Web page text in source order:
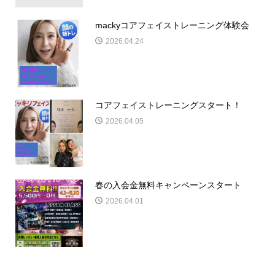
mackyコアフェイストレーニング体験会
2026.04.24
コアフェイストレーニングスタート！
2026.04.05
春の入会金無料キャンペーンスタート
2026.04.01